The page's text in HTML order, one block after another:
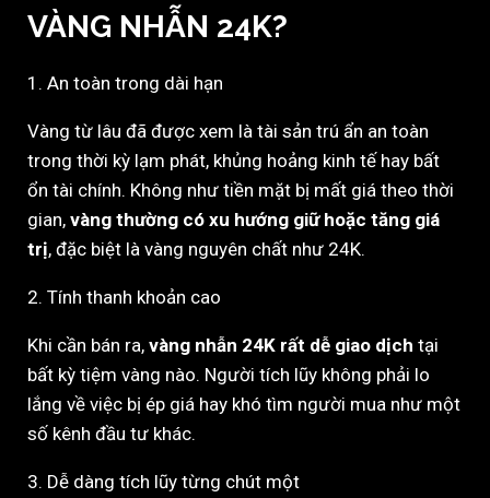
VÀNG NHẪN 24K?
1. An toàn trong dài hạn
Vàng từ lâu đã được xem là tài sản trú ẩn an toàn
trong thời kỳ lạm phát, khủng hoảng kinh tế hay bất
ổn tài chính. Không như tiền mặt bị mất giá theo thời
gian, vàng thường có xu hướng giữ hoặc tăng giá
trị, đặc biệt là vàng nguyên chất như 24K.
2. Tính thanh khoản cao
Khi cần bán ra, vàng nhẫn 24K rất dễ giao dịch tại
bất kỳ tiệm vàng nào. Người tích lũy không phải lo
lắng về việc bị ép giá hay khó tìm người mua như một
số kênh đầu tư khác.
3. Dễ dàng tích lũy từng chút một